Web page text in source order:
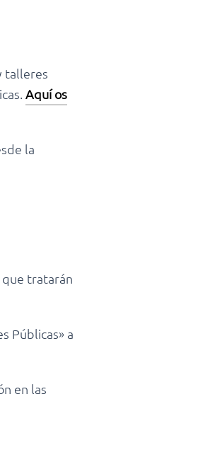
talleres
Aquí os
la
que tratarán
Públicas» a
en las